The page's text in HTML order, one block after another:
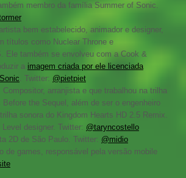
membro da família Summer of Sonic.
bem estabelecido, animador e designer,
títulos como Nuclear Throne e
Ele também se envolveu com a Cook &
a imagem criada por ele licenciada
. Twitter: @pietpiet
Compositor, arranjista e que trabalhou na trilha
Before the Sequel, além de ser o engenheiro
sonora do Kingdom Hearts HD 2.5 Remix.
Level designer. Twitter: @taryncostello
2D de São Paulo. Twitter: @midio
de games, responsável pela versão mobile